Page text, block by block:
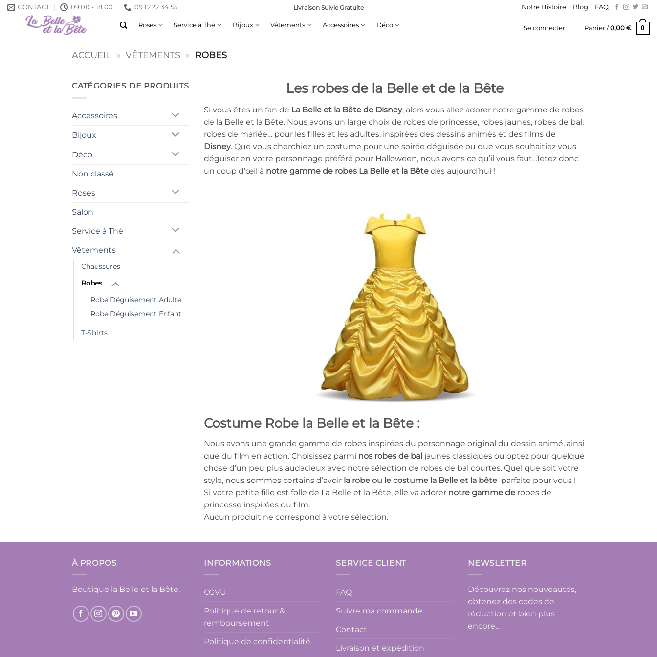
Passer
contenu
CONTACT 09:00 - 18:00 09 12 22 34 55 Livraison Suivie Gratuite Notre Histoire Blog FAQ
Roses Service à Thé Bijoux Vêtements Accessoires Déco Se connecter Panier /0,00 € 0
ACCUEIL » VÊTEMENTS » ROBES
CATÉGORIES DE PRODUITS
Accessoires
Bijoux
Déco
Non classé
Roses
Salon
Service à Thé
Vêtements
Chaussures
Robes
Robe Déguisement Adulte
Robe Déguisement Enfant
T-Shirts
Les robes de la Belle et de la Bête
Si vous êtes un fan de La Belle et la Bête de Disney, alors vous allez adorer notre gamme de robes
de la Belle et la Bête. Nous avons un large choix de robes de princesse, robes jaunes, robes de bal,
robes de mariée… pour les filles et les adultes, inspirées des dessins animés et des films de
Disney. Que vous cherchiez un costume pour une soirée déguisée ou que vous souhaitiez vous
déguiser en votre personnage préféré pour Halloween, nous avons ce qu’il vous faut. Jetez donc
un coup d’œil à notre gamme de robes La Belle et la Bête dès aujourd’hui !
Costume Robe la Belle et la Bête :
Nous avons une grande gamme de robes inspirées du personnage original du dessin animé, ainsi
que du film en action. Choisissez parmi nos robes de bal jaunes classiques ou optez pour quelque
chose d’un peu plus audacieux avec notre sélection de robes de bal courtes. Quel que soit votre
style, nous sommes certains d’avoir la robe ou le costume la Belle et la bête parfaite pour vous !
Si votre petite fille est folle de La Belle et la Bête, elle va adorer notre gamme de robes de
princesse inspirées du film.
Aucun produit ne correspond à votre sélection.
À PROPOS
Boutique la Belle et la Bête.
INFORMATIONS
CGVU
Politique de retour &
remboursement
Politique de confidentialité
SERVICE CLIENT
FAQ
Suivre ma commande
Contact
Livraison et expédition
NEWSLETTER
Découvrez nos nouveautés,
obtenez des codes de
réduction et bien plus
encore...